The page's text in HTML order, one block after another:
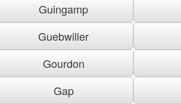
Guingamp
Guebwiller
Gourdon
Gap